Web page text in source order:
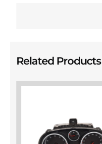
Related Products